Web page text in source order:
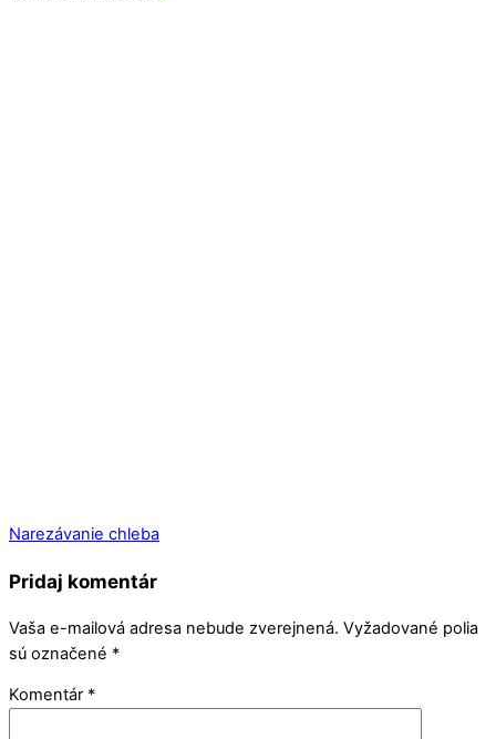
Narezávanie chleba
Pridaj komentár
Vaša e-mailová adresa nebude zverejnená. Vyžadované polia
sú označené *
Komentár *